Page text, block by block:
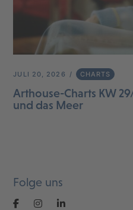
JULI 20, 2026 CHARTS
Arthouse-Charts KW
und das Meer
Folge uns